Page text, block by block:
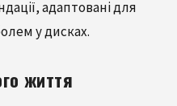
адаптовані для
у дисках.
життя